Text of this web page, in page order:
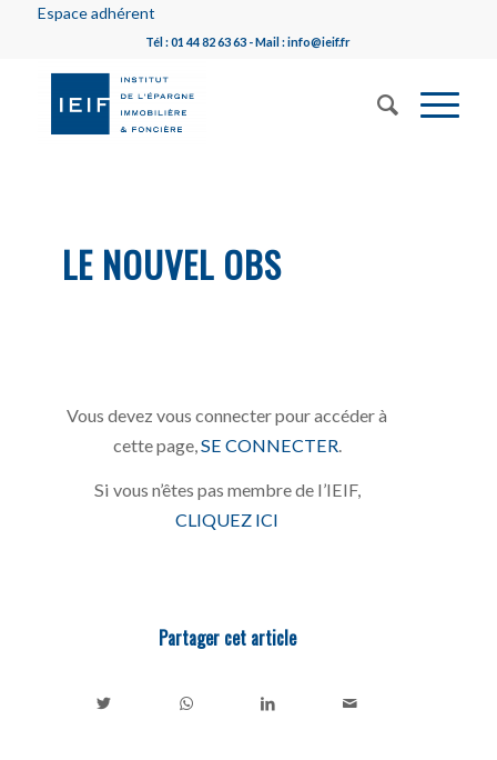
Espace adhérent
Tél : 01 44 82 63 63 - Mail : info@ieif.fr
LE NOUVEL OBS
Vous devez vous connecter pour accéder à
cette page, SE CONNECTER
Si vous n’êtes pas membre de l’IEIF,
CLIQUEZ ICI
Partager cet article